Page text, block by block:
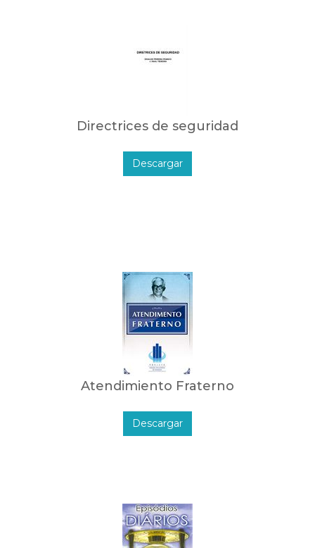
Directrices de seguridad
Descargar
Atendimiento Fraterno
Descargar